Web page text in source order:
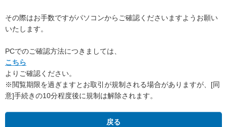
その際はお手数ですがパソコンからご確認くださいますようお願い
いたします。
PCでのご確認方法につきましては、
こちら
よりご確認ください。
※閲覧期限を過ぎますとお取引が規制される場合がありますが、[同
意]手続きの10分程度後に規制は解除されます。
戻る